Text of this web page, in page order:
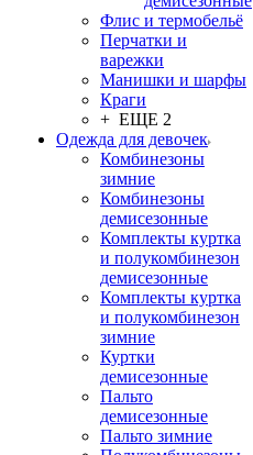
Флис и термобельё
Перчатки и
варежки
Манишки и шарфы
Краги
+ ЕЩЕ 2
Одежда для девочек
Комбинезоны
зимние
Комбинезоны
демисезонные
Комплекты куртка
и полукомбинезон
демисезонные
Комплекты куртка
и полукомбинезон
зимние
Куртки
демисезонные
Пальто
демисезонные
Пальто зимние